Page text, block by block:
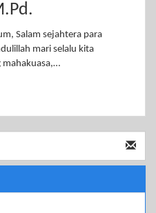
Salam sejahtera para
mari selalu kita
mahakuasa,…